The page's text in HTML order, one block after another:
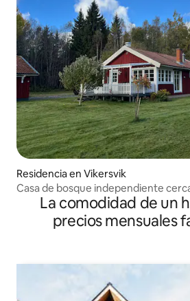
Residencia en Vikersvik
Casa de bosque independiente
La comodidad de un
precios mensuales